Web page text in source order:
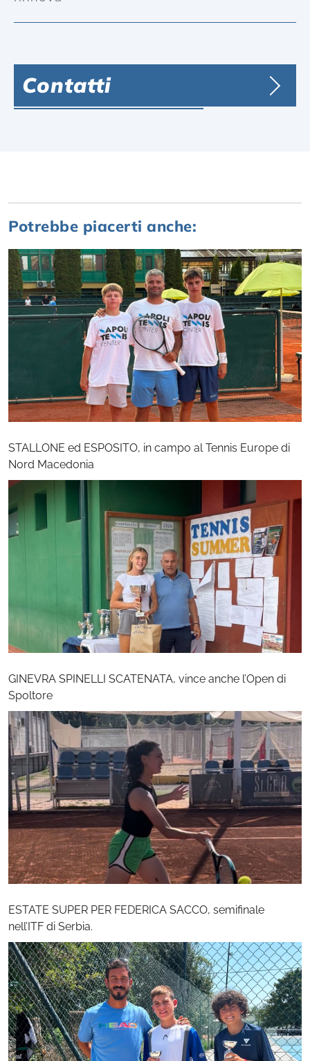
Contatti
Potrebbe piacerti anche:
STALLONE ed ESPOSITO, in campo al Tennis Europe di
Nord Macedonia
GINEVRA SPINELLI SCATENATA, vince anche l’Open di
Spoltore
ESTATE SUPER PER FEDERICA SACCO, semifinale
nell’ITF di Serbia.